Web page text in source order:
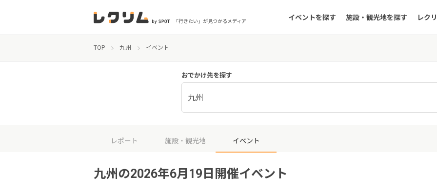
「行きたい」が見つかるメディア イベントを探す 施設・観光地を探す レク
TOP 九州 イベント
おでかけ先を探す
九州
レポート 施設・観光地 イベント
九州の2026年6月19日開催イベント